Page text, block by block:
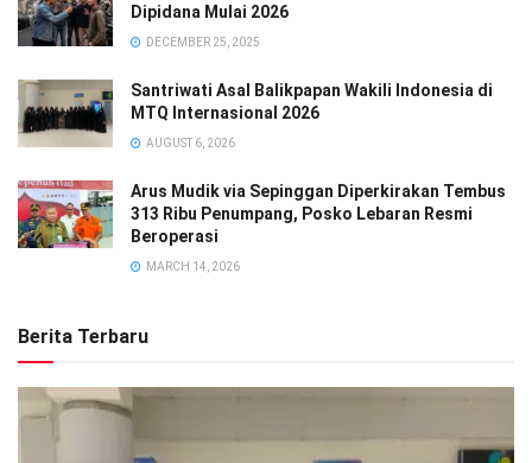
Dipidana Mulai 2026
DECEMBER 25, 2025
Santriwati Asal Balikpapan Wakili Indonesia di
MTQ Internasional 2026
AUGUST 6, 2026
Arus Mudik via Sepinggan Diperkirakan Tembus
313 Ribu Penumpang, Posko Lebaran Resmi
Beroperasi
MARCH 14, 2026
Berita Terbaru